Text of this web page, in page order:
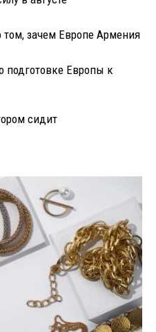
зачем Европе Армения
Европы к
сидит